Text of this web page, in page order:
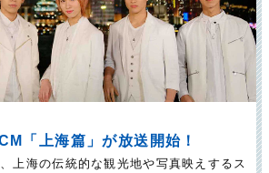
「上海篇」が放送開始！
上海の伝統的な観光地や写真映えするス